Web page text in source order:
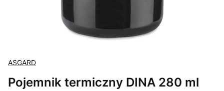
ASGARD
Pojemnik termiczny DINA 280 ml